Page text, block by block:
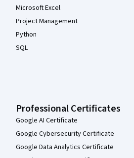
Microsoft Excel
Project Management
Python
SQL
Professional Certificates
Google AI Certificate
Google Cybersecurity Certificate
Google Data Analytics Certificate